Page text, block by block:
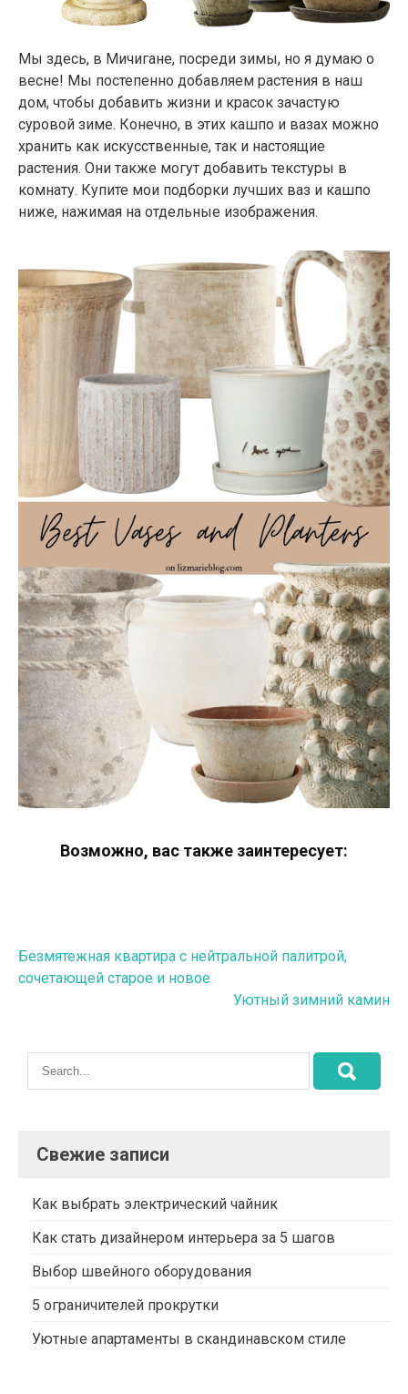
Мы здесь, в Мичигане, посреди зимы, но я думаю о
весне! Мы постепенно добавляем растения в наш
дом, чтобы добавить жизни и красок зачастую
суровой зиме. Конечно, в этих кашпо и вазах можно
хранить как искусственные, так и настоящие
растения. Они также могут добавить текстуры в
комнату. Купите мои подборки лучших ваз и кашпо
ниже, нажимая на отдельные изображения.
Возможно, вас также заинтересует:
Навигация
по
Безмятежная квартира с нейтральной палитрой,
сочетающей старое и новое
Уютный зимний камин
Свежие записи
Как выбрать электрический чайник
Как стать дизайнером интерьера за 5 шагов
Выбор швейного оборудования
5 ограничителей прокрутки
Уютные апартаменты в скандинавском стиле